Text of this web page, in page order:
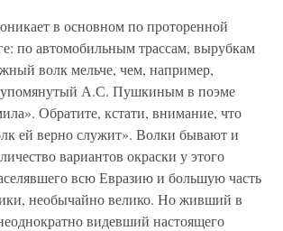
в основном по проторенной
по автомобильным трассам, вырубкам
волк мельче, чем, например,
упомянутый А.С. Пушкиным в поэме
Обратите, кстати, внимание, что
ей верно служит». Волки бывают и
вариантов окраски у этого
всю Евразию и большую часть
необычайно велико. Но живший в
видевший настоящего